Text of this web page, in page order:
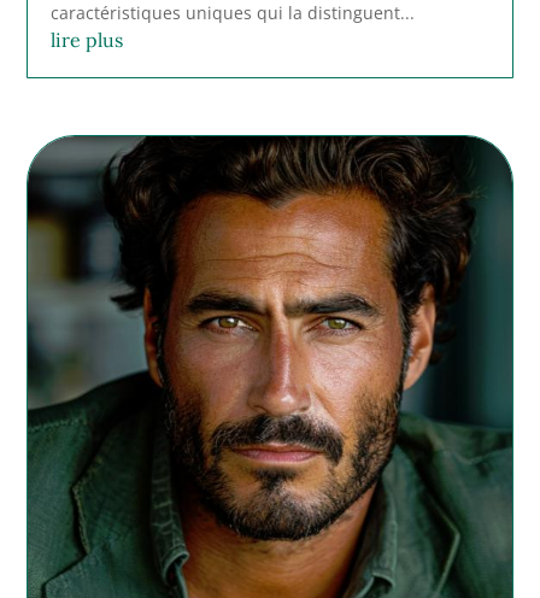
caractéristiques uniques qui la distinguent...
lire plus